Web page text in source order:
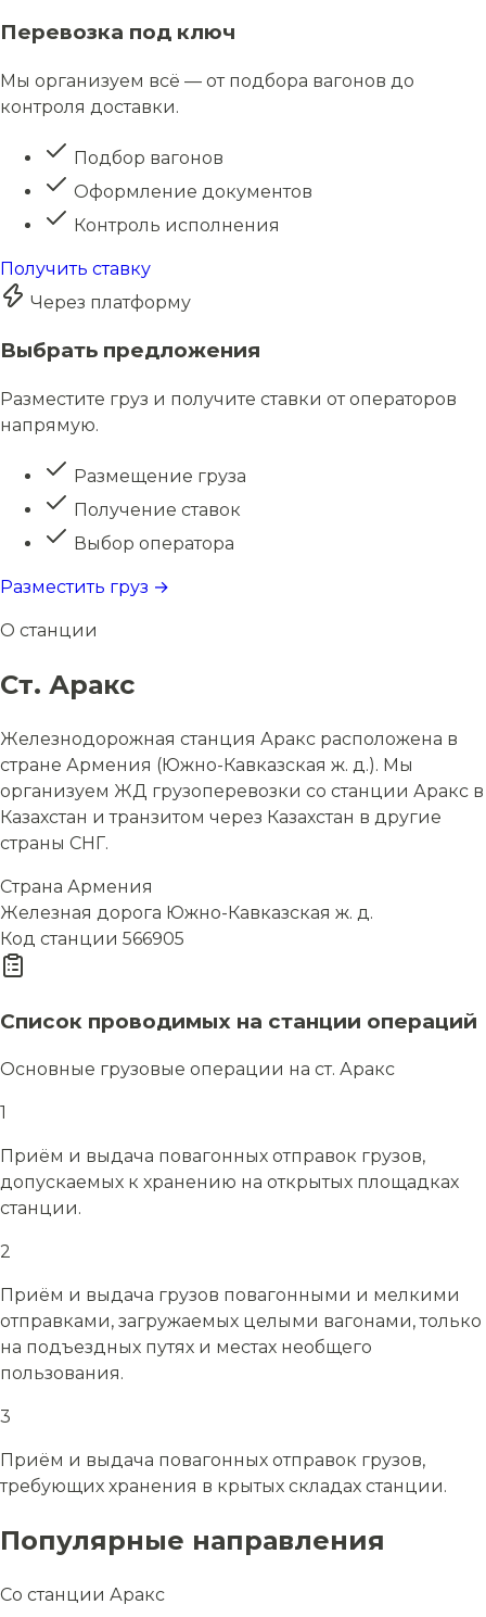
Перевозка под ключ
Мы организуем всё — от подбора вагонов до
контроля доставки.
Подбор вагонов
Оформление документов
Контроль исполнения
Получить ставку
Через платформу
Выбрать предложения
Разместите груз и получите ставки от операторов
напрямую.
Размещение груза
Получение ставок
Выбор оператора
Разместить груз →
О станции
Ст. Аракс
Железнодорожная станция Аракс расположена в
стране Армения (Южно-Кавказская ж. д.). Мы
организуем ЖД грузоперевозки со станции Аракс в
Казахстан и транзитом через Казахстан в другие
страны СНГ.
Страна Армения
Железная дорога Южно-Кавказская ж. д.
Код станции 566905
Список проводимых на станции операций
Основные грузовые операции на ст. Аракс
1
Приём и выдача повагонных отправок грузов,
допускаемых к хранению на открытых площадках
станции.
2
Приём и выдача грузов повагонными и мелкими
отправками, загружаемых целыми вагонами, только
на подъездных путях и местах необщего
пользования.
3
Приём и выдача повагонных отправок грузов,
требующих хранения в крытых складах станции.
Популярные направления
Со станции Аракс